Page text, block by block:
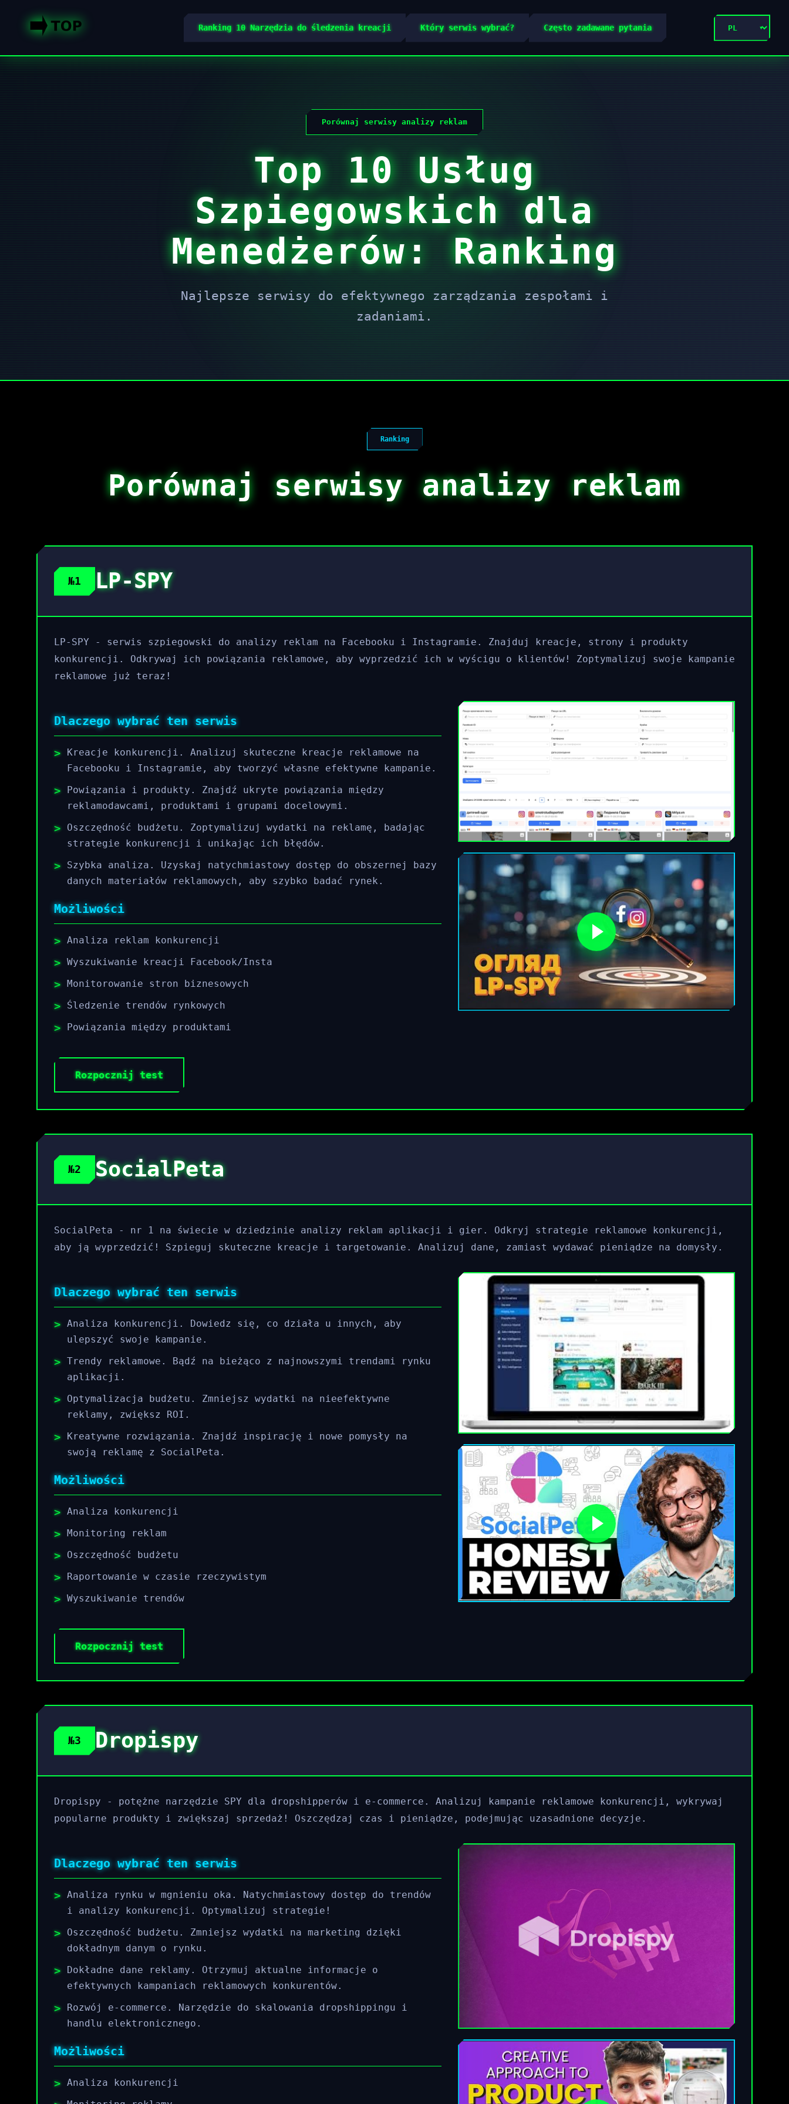
Ranking 10 Narzędzia do śledzenia kreacji Który serwis wybrać? Często zadawane pytania
Porównaj serwisy analizy reklam
Top 10 Usług
Szpiegowskich dla
Menedżerów: Ranking
Najlepsze serwisy do efektywnego zarządzania zespołami i
zadaniami.
Ranking
Porównaj serwisy analizy reklam
№1 LP-SPY
LP-SPY - serwis szpiegowski do analizy reklam na Facebooku i Instagramie. Znajduj kreacje, strony i produkty
konkurencji. Odkrywaj ich powiązania reklamowe, aby wyprzedzić ich w wyścigu o klientów! Zoptymalizuj swoje kampanie
reklamowe już teraz!
Dlaczego wybrać ten serwis
Kreacje konkurencji. Analizuj skuteczne kreacje reklamowe na
Facebooku i Instagramie, aby tworzyć własne efektywne kampanie.
Powiązania i produkty. Znajdź ukryte powiązania między
reklamodawcami, produktami i grupami docelowymi.
Oszczędność budżetu. Zoptymalizuj wydatki na reklamę, badając
strategie konkurencji i unikając ich błędów.
Szybka analiza. Uzyskaj natychmiastowy dostęp do obszernej bazy
danych materiałów reklamowych, aby szybko badać rynek.
Możliwości
Analiza reklam konkurencji
Wyszukiwanie kreacji Facebook/Insta
Monitorowanie stron biznesowych
Śledzenie trendów rynkowych
Powiązania między produktami
Rozpocznij test
№2 SocialPeta
SocialPeta - nr 1 na świecie w dziedzinie analizy reklam aplikacji i gier. Odkryj strategie reklamowe konkurencji,
aby ją wyprzedzić! Szpieguj skuteczne kreacje i targetowanie. Analizuj dane, zamiast wydawać pieniądze na domysły.
Dlaczego wybrać ten serwis
Analiza konkurencji. Dowiedz się, co działa u innych, aby
ulepszyć swoje kampanie.
Trendy reklamowe. Bądź na bieżąco z najnowszymi trendami rynku
aplikacji.
Optymalizacja budżetu. Zmniejsz wydatki na nieefektywne
reklamy, zwiększ ROI.
Kreatywne rozwiązania. Znajdź inspirację i nowe pomysły na
swoją reklamę z SocialPeta.
Możliwości
Analiza konkurencji
Monitoring reklam
Oszczędność budżetu
Raportowanie w czasie rzeczywistym
Wyszukiwanie trendów
Rozpocznij test
№3 Dropispy
Dropispy - potężne narzędzie SPY dla dropshipperów i e-commerce. Analizuj kampanie reklamowe konkurencji, wykrywaj
popularne produkty i zwiększaj sprzedaż! Oszczędzaj czas i pieniądze, podejmując uzasadnione decyzje.
Dlaczego wybrać ten serwis
Analiza rynku w mgnieniu oka. Natychmiastowy dostęp do trendów
i analizy konkurencji. Optymalizuj strategie!
Oszczędność budżetu. Zmniejsz wydatki na marketing dzięki
dokładnym danym o rynku.
Dokładne dane reklamy. Otrzymuj aktualne informacje o
efektywnych kampaniach reklamowych konkurentów.
Rozwój e-commerce. Narzędzie do skalowania dropshippingu i
handlu elektronicznego.
Możliwości
Analiza konkurencji